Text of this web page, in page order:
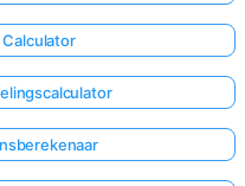
Calculator